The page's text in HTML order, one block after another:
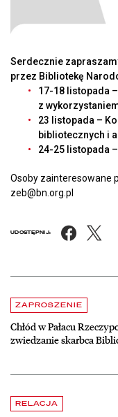
Serdecznie
przez Bibliotekę
17-18 listopada
z
23 listopada –
bibliotecznych i
24-25 listopada
Osoby zainteresowane
zeb@bn.org.pl
UDOSTĘPNIJ:
Aktualności
ZAPROSZENIE
Chłód w Pałacu
zwiedzanie skarbca
czytaj więcej o Chłód
RELACJA
czytaj więcej o Dyrektor